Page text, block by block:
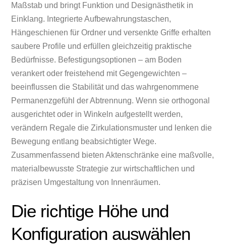
Maßstab und bringt Funktion und Designästhetik in
Einklang. Integrierte Aufbewahrungstaschen,
Hängeschienen für Ordner und versenkte Griffe erhalten
saubere Profile und erfüllen gleichzeitig praktische
Bedürfnisse. Befestigungsoptionen – am Boden
verankert oder freistehend mit Gegengewichten –
beeinflussen die Stabilität und das wahrgenommene
Permanenzgefühl der Abtrennung. Wenn sie orthogonal
ausgerichtet oder in Winkeln aufgestellt werden,
verändern Regale die Zirkulationsmuster und lenken die
Bewegung entlang beabsichtigter Wege.
Zusammenfassend bieten Aktenschränke eine maßvolle,
materialbewusste Strategie zur wirtschaftlichen und
präzisen Umgestaltung von Innenräumen.
Die richtige Höhe und
Konfiguration auswählen